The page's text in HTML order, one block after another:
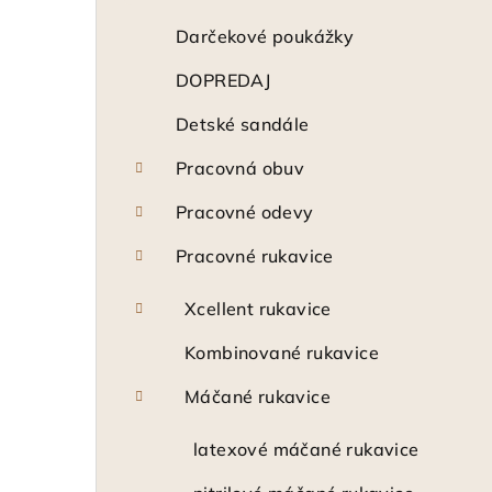
Darčekové poukážky
DOPREDAJ
Detské sandále
Pracovná obuv
Pracovné odevy
Pracovné rukavice
Xcellent rukavice
Kombinované rukavice
Máčané rukavice
latexové máčané rukavice